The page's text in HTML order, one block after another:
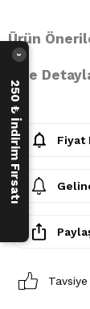
Ürün
İade
Fiyat
250 ₺ İndirim Fırsatı
›